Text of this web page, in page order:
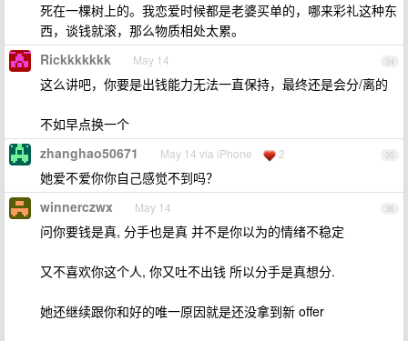
死在一棵树上的。我恋爱时候都是老婆买单的，哪来彩礼这种东
西，谈钱就滚，那么物质相处太累。
34
Rickkkkkkk May 14
这么讲吧，你要是出钱能力无法一直保持，最终还是会分/离的
不如早点换一个
35
zhanghao50671 May 14 via iPhone 2
她爱不爱你你自己感觉不到吗？
36
winnerczwx May 14
问你要钱是真, 分手也是真 并不是你以为的情绪不稳定
又不喜欢你这个人, 你又吐不出钱 所以分手是真想分.
她还继续跟你和好的唯一原因就是还没拿到新 offer